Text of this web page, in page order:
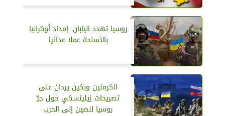
روسيا تهدد اليابان: إمداد أوكرانيا
بالأسلحة عملا عدائيا
الكرملين وبكين يردان على
تصريحات زيلينسكي حول جرّ
روسيا للصين إلى الحرب